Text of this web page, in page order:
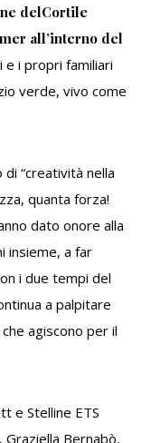
delCortile
all’interno del
e i propri familiari
verde, vivo come
di “creatività nella
quanta forza!
dato onore alla
insieme, a far
i due tempi del
a palpitare
agiscono per il
e Stelline ETS
Bernabò,